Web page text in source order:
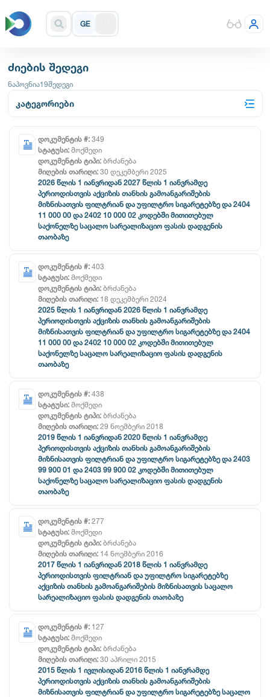
GE
ძიების შედეგი
ნაპოვნია19შედეგი
კატეგორიები
დოკუმენტის #: 349
სტატუსი: მოქმედი
დოკუმენტის ტიპი: ბრძანება
მიღების თარიღი: 30 დეკემბერი 2025
2026 წლის 1 იანვრიდან 2027 წლის 1 იანვრამდე
პერიოდისთვის აქციზის თანხის გამოანგარიშების
მიზნისათვის ფილტრიან და უფილტრო სიგარეტებზე და 2404
11 000 00 და 2402 10 000 02 კოდებში მითითებულ
საქონელზე საცალო სარეალიზაციო ფასის დადგენის
თაობაზე
დოკუმენტის #: 403
სტატუსი: მოქმედი
დოკუმენტის ტიპი: ბრძანება
მიღების თარიღი: 18 დეკემბერი 2024
2025 წლის 1 იანვრიდან 2026 წლის 1 იანვრამდე
პერიოდისთვის აქციზის თანხის გამოანგარიშების
მიზნისათვის ფილტრიან და უფილტრო სიგარეტებზე და 2404
11 000 00 და 2402 10 000 02 კოდებში მითითებულ
საქონელზე საცალო სარეალიზაციო ფასის დადგენის
თაობაზე
დოკუმენტის #: 438
სტატუსი: მოქმედი
დოკუმენტის ტიპი: ბრძანება
მიღების თარიღი: 29 ნოემბერი 2018
2019 წლის 1 იანვრიდან 2020 წლის 1 იანვრამდე
პერიოდისთვის აქციზის თანხის გამოანგარიშების
მიზნისათვის ფილტრიან და უფილტრო სიგარეტებზე და 2403
99 900 01 და 2403 99 900 02 კოდებში მითითებულ
საქონელზე საცალო სარეალიზაციო ფასის დადგენის
თაობაზე
დოკუმენტის #: 277
სტატუსი: მოქმედი
დოკუმენტის ტიპი: ბრძანება
მიღების თარიღი: 14 ნოემბერი 2016
2017 წლის 1 იანვრიდან 2018 წლის 1 იანვრამდე
პერიოდისთვის ფილტრიან და უფილტრო სიგარეტებზე
აქციზის თანხის გამოანგარიშების მიზნისათვის საცალო
სარეალიზაციო ფასის დადგენის თაობაზე
დოკუმენტის #: 127
სტატუსი: მოქმედი
დოკუმენტის ტიპი: ბრძანება
მიღების თარიღი: 30 აპრილი 2015
2015 წლის 1 ივლისიდან 2016 წლის 1 იანვრამდე
პერიოდისთვის აქციზის თანხის გამოანგარიშების
მიზნისათვის ფილტრიან და უფილტრო სიგარეტებზე საცალო